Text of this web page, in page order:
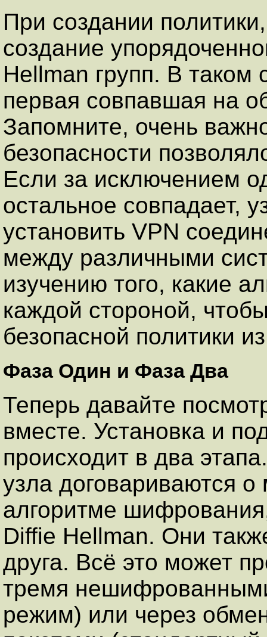
При создании
создание
Hellman групп. В таком
первая совпавшая на
Запомните, очень
безопасности
Если за исключением
остальное совпадает,
установить VPN
между различными
изучению того, какие
каждой стороной,
безопасной политики
Фаза Один и Фаза Два
Теперь давайте
вместе. Установка и
происходит в два
узла договариваются
алгоритме
Diffie Hellman. Они
друга. Всё это может
тремя
режим) или через